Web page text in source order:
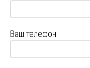
Ваш телефон